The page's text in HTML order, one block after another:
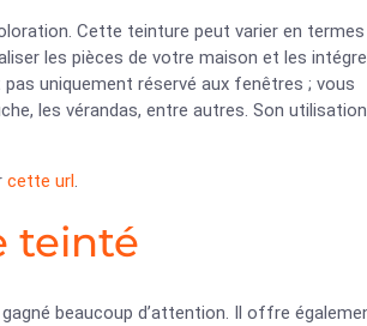
Cette teinture peut varier en termes
les pièces de votre maison et les
uniquement réservé aux fenêtres ; vous
les vérandas, entre autres. Son utilisation
cette url.
teinté
beaucoup d’attention. Il offre